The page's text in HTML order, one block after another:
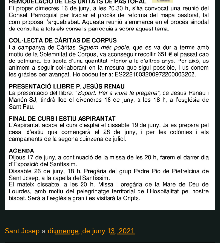
Sant Josep a diumenge, de juny 13, 2021